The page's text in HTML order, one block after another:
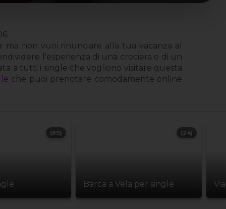
non vuoi rinunciare alla tua vacanza al
l'esperienza di una crociera o di un
a tutti i single che vogliono visitare questa
che puoi prenotare comodamente online
(89)
Barca a Vela per single
(24)